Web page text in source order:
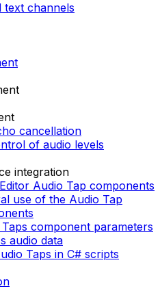
text channels
cancellation
of audio levels
integration
Audio Tap components
use of the Audio Tap
component parameters
audio data
Taps in C# scripts